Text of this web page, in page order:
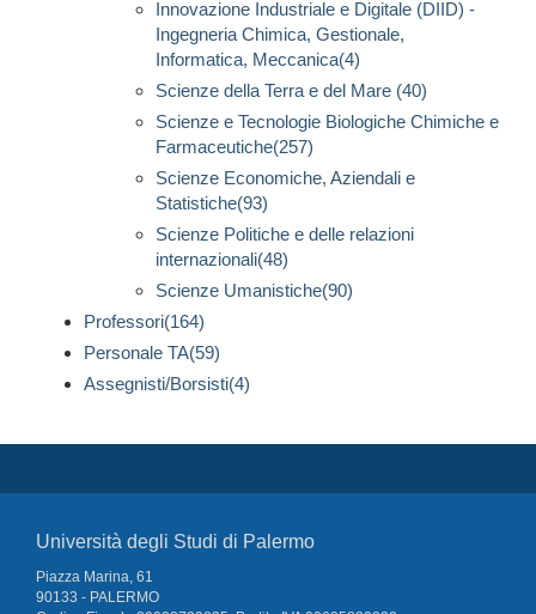
Innovazione Industriale e Digitale (DIID) -
Ingegneria Chimica, Gestionale,
Informatica, Meccanica(4)
Scienze della Terra e del Mare (40)
Scienze e Tecnologie Biologiche Chimiche e
Farmaceutiche(257)
Scienze Economiche, Aziendali e
Statistiche(93)
Scienze Politiche e delle relazioni
internazionali(48)
Scienze Umanistiche(90)
Professori(164)
Personale TA(59)
Assegnisti/Borsisti(4)
Università degli Studi di Palermo
Piazza Marina, 61
90133 - PALERMO